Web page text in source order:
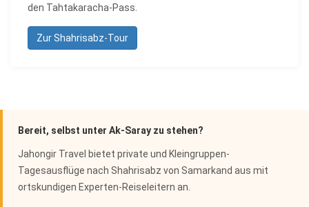
den Tahtakaracha-Pass.
Zur Shahrisabz-Tour
Bereit, selbst unter Ak-Saray zu stehen?
Jahongir Travel bietet private und Kleingruppen-
Tagesausflüge nach Shahrisabz von Samarkand aus mit
ortskundigen Experten-Reiseleitern an.